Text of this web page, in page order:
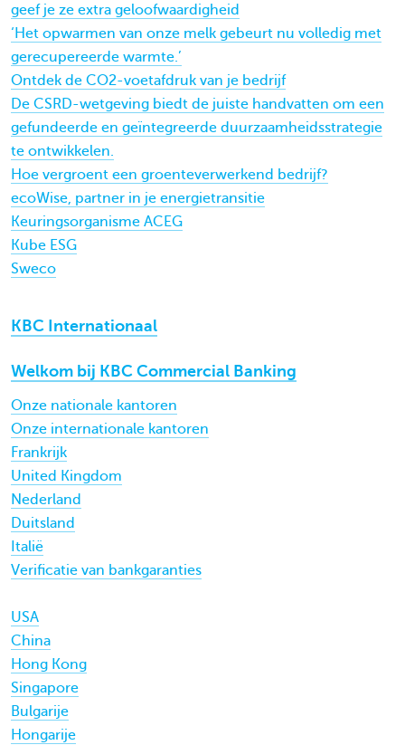
geef je ze extra geloofwaardigheid
‘Het opwarmen van onze melk gebeurt nu volledig met
gerecupereerde warmte.’
Ontdek de CO2-voetafdruk van je bedrijf
De CSRD-wetgeving biedt de juiste handvatten om een
gefundeerde en geïntegreerde duurzaamheidsstrategie
te ontwikkelen.
Hoe vergroent een groenteverwerkend bedrijf?
ecoWise, partner in je energietransitie
Keuringsorganisme ACEG
Kube ESG
Sweco
KBC Internationaal
Welkom bij KBC Commercial Banking
Onze nationale kantoren
Onze internationale kantoren
Frankrijk
United Kingdom
Nederland
Duitsland
Italië
Verificatie van bankgaranties
USA
China
Hong Kong
Singapore
Bulgarije
Hongarije